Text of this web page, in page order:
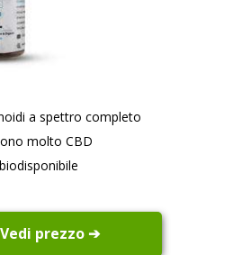
a spettro completo
molto CBD
Vedi prezzo ➔